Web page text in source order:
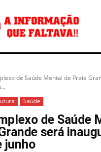
de Saúde Mental de Praia
Saúde
de Saúde
será
junho